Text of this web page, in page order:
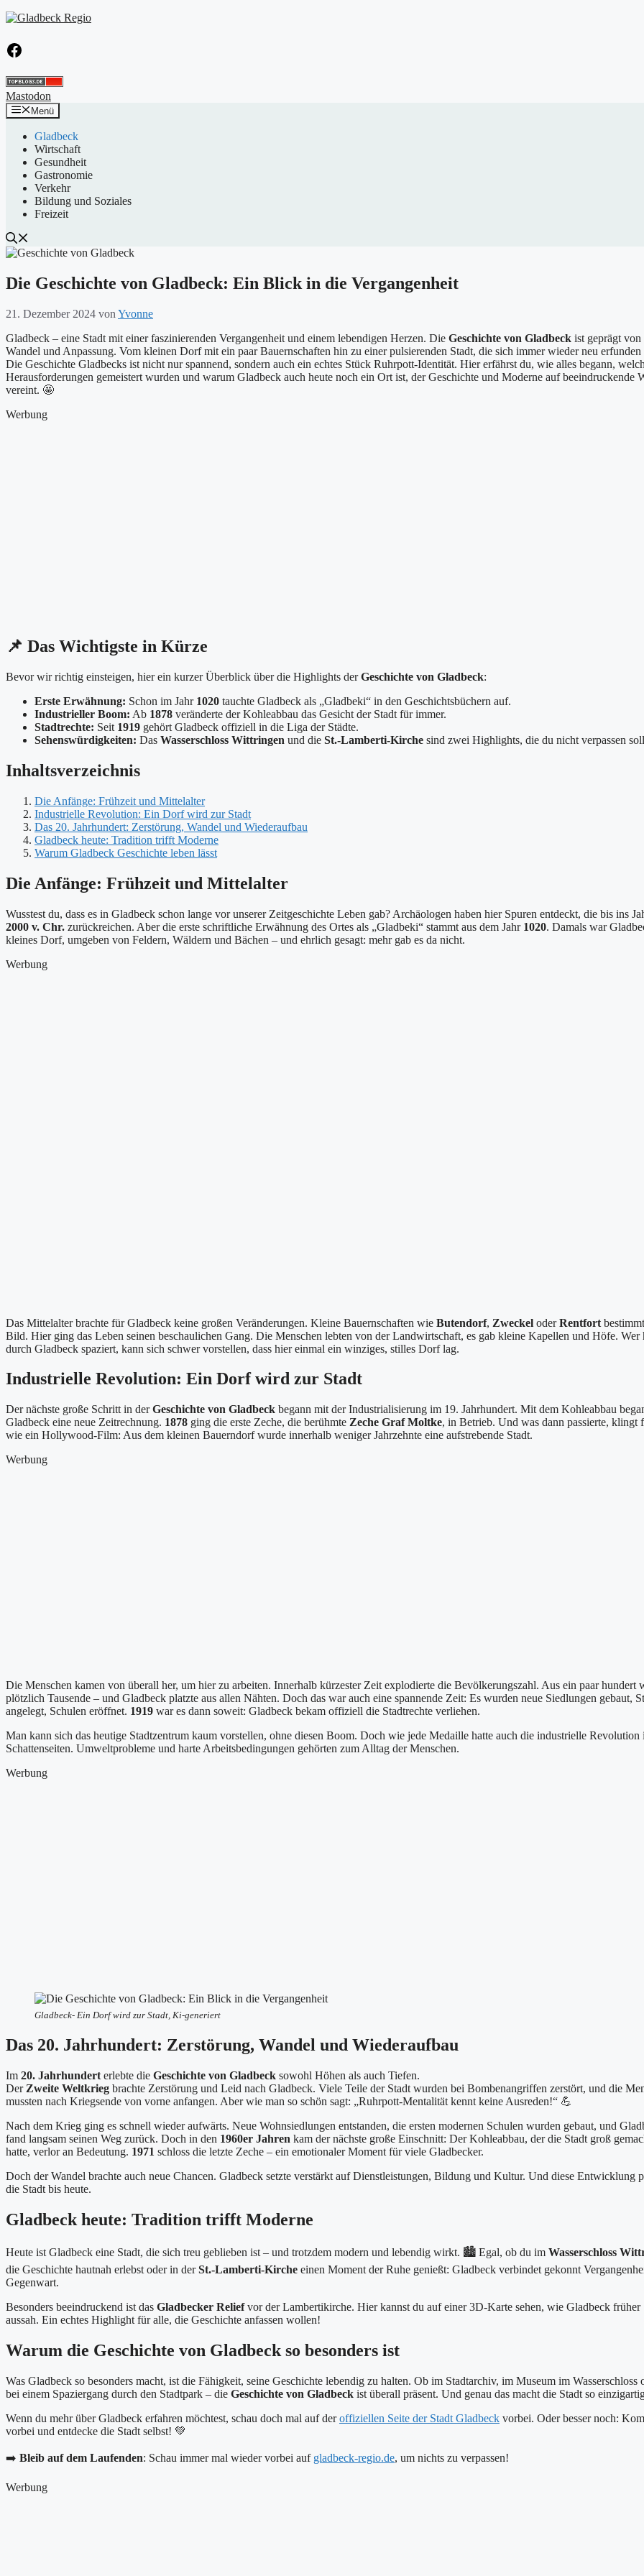
Zum
springen
Facebook
Mastodon
Menü
Gladbeck
Wirtschaft
Gesundheit
Gastronomie
Verkehr
Bildung und Soziales
Freizeit
Die Geschichte von Gladbeck: Ein Blick in die Vergangenheit
21. Dezember 2024 von Yvonne
Gladbeck – eine Stadt mit einer faszinierenden Vergangenheit und einem lebendigen Herzen. Die Geschichte von Gladbeck ist geprägt von
Wandel und Anpassung. Vom kleinen Dorf mit ein paar Bauernschaften hin zu einer pulsierenden Stadt, die sich immer wieder neu erfunden
Die Geschichte Gladbecks ist nicht nur spannend, sondern auch ein echtes Stück Ruhrpott-Identität. Hier erfährst du, wie alles begann,
Herausforderungen gemeistert wurden und warum Gladbeck auch heute noch ein Ort ist, der Geschichte und Moderne auf beeindruckende
vereint. 🤩
Werbung
📌 Das Wichtigste in Kürze
Bevor wir richtig einsteigen, hier ein kurzer Überblick über die Highlights derGeschichte von Gladbeck:
Erste Erwähnung: Schon im Jahr 1020 tauchte Gladbeck als „Gladbeki“ in den Geschichtsbüchern auf.
Industrieller Boom: Ab 1878 veränderte der Kohleabbau das Gesicht der Stadt für immer.
Stadtrechte: Seit 1919 gehört Gladbeck offiziell in die Liga der Städte.
Sehenswürdigkeiten: Das Wasserschloss Wittringen und die St.-Lamberti-Kirche sind zwei Highlights, die du nicht verpassen
Inhaltsverzeichnis
Die Anfänge: Frühzeit und Mittelalter
Industrielle Revolution: Ein Dorf wird zur Stadt
Das 20. Jahrhundert: Zerstörung, Wandel und Wiederaufbau
Gladbeck heute: Tradition trifft Moderne
Warum Gladbeck Geschichte leben lässt
Die Anfänge: Frühzeit und Mittelalter
Wusstest du, dass es in Gladbeck schon lange vor unserer Zeitgeschichte Leben gab? Archäologen haben hier Spuren entdeckt, die bis ins
2000 v. Chr. zurückreichen. Aber die erste schriftliche Erwähnung des Ortes als „Gladbeki“ stammt aus dem Jahr 1020. Damals war
kleines Dorf, umgeben von Feldern, Wäldern und Bächen – und ehrlich gesagt: mehr gab es da nicht.
Werbung
Das Mittelalter brachte für Gladbeck keine großen Veränderungen. Kleine Bauernschaften wie Butendorf, Zweckel oderRentfort
Bild. Hier ging das Leben seinen beschaulichen Gang. Die Menschen lebten von der Landwirtschaft, es gab kleine Kapellen und Höfe. Wer
durch Gladbeck spaziert, kann sich schwer vorstellen, dass hier einmal ein winziges, stilles Dorf lag.
Industrielle Revolution: Ein Dorf wird zur Stadt
Der nächste große Schritt in derGeschichte von Gladbeck begann mit der Industrialisierung im 19. Jahrhundert. Mit dem Kohleabbau
Gladbeck eine neue Zeitrechnung. 1878 ging die erste Zeche, die berühmte Zeche Graf Moltke, in Betrieb. Und was dann passierte, klingt
wie ein Hollywood-Film: Aus dem kleinen Bauerndorf wurde innerhalb weniger Jahrzehnte eine aufstrebende Stadt.
Werbung
Die Menschen kamen von überall her, um hier zu arbeiten. Innerhalb kürzester Zeit explodierte die Bevölkerungszahl. Aus ein paar hundert
plötzlich Tausende – und Gladbeck platzte aus allen Nähten. Doch das war auch eine spannende Zeit: Es wurden neue Siedlungen gebaut,
angelegt, Schulen eröffnet. 1919 war es dann soweit: Gladbeck bekam offiziell die Stadtrechte verliehen.
Man kann sich das heutige Stadtzentrum kaum vorstellen, ohne diesen Boom. Doch wie jede Medaille hatte auch die industrielle Revolution
Schattenseiten. Umweltprobleme und harte Arbeitsbedingungen gehörten zum Alltag der Menschen.
Werbung
Gladbeck- Ein Dorf wird zur Stadt, Ki-generiert
Das 20. Jahrhundert: Zerstörung, Wandel und Wiederaufbau
Im 20. Jahrhundert erlebte die Geschichte von Gladbeck sowohl Höhen als auch Tiefen.
Der Zweite Weltkrieg brachte Zerstörung und Leid nach Gladbeck. Viele Teile der Stadt wurden bei Bombenangriffen zerstört, und die
mussten nach Kriegsende von vorne anfangen. Aber wie man so schön sagt: „Ruhrpott-Mentalität kennt keine Ausreden!“ 💪
Nach dem Krieg ging es schnell wieder aufwärts. Neue Wohnsiedlungen entstanden, die ersten modernen Schulen wurden gebaut, und
fand langsam seinen Weg zurück. Doch in den 1960er Jahren kam der nächste große Einschnitt: Der Kohleabbau, der die Stadt groß
hatte, verlor an Bedeutung. 1971 schloss die letzte Zeche – ein emotionaler Moment für viele Gladbecker.
Doch der Wandel brachte auch neue Chancen. Gladbeck setzte verstärkt auf Dienstleistungen, Bildung und Kultur. Und diese Entwicklung
die Stadt bis heute.
Gladbeck heute: Tradition trifft Moderne
Heute ist Gladbeck eine Stadt, die sich treu geblieben ist – und trotzdem modern und lebendig wirkt. 🏙️ Egal, ob du im Wasserschloss
die Geschichte hautnah erlebst oder in derSt.-Lamberti-Kirche einen Moment der Ruhe genießt: Gladbeck verbindet gekonnt
Gegenwart.
Besonders beeindruckend ist das Gladbecker Reliefvor der Lambertikirche. Hier kannst du auf einer 3D-Karte sehen, wie Gladbeck früher
aussah. Ein echtes Highlight für alle, die Geschichte anfassen wollen!
Warum die Geschichte von Gladbeck so besonders ist
Was Gladbeck so besonders macht, ist die Fähigkeit, seine Geschichte lebendig zu halten. Ob im Stadtarchiv, im Museum im Wasserschloss
bei einem Spaziergang durch den Stadtpark – die Geschichte von Gladbeck ist überall präsent. Und genau das macht die Stadt so
Wenn du mehr über Gladbeck erfahren möchtest, schau doch mal auf deroffiziellen Seite der Stadt Gladbeck vorbei. Oder besser noch:
vorbei und entdecke die Stadt selbst! 💚
➡️ Bleib auf dem Laufenden: Schau immer mal wieder vorbei auf gladbeck-regio.de, um nichts zu verpassen!
Werbung